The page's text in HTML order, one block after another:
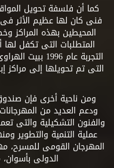
كما أن فلسفة تحويل
فنى كان لها عظيم الأثر
المحيطين بهذه المراكز
المتطلبات التى تكفل
التجربة عام
ومن ناحية أخرى فإن
ودعم العديد من
والفنون التشكيلية والتى
عملية التنمية والتطوير
المهرجان القومى للمسرح،
الدولى